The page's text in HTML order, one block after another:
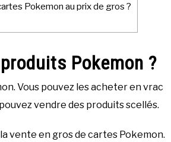
Pokemon au prix de gros ?
Pokemon ?
Vous pouvez les acheter en vrac
vendre des produits scellés.
vente en gros de cartes Pokemon.